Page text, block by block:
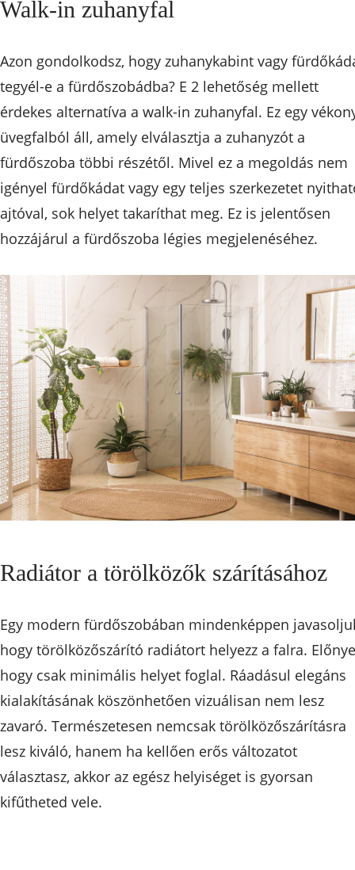
Walk-in zuhanyfal
Azon gondolkodsz, hogy zuhanykabint vagy
tegyél-e a fürdőszobádba? E 2 lehetőség mellett
érdekes alternatíva a walk-in zuhanyfal. Ez egy
üvegfalból áll, amely elválasztja a zuhanyzót a
fürdőszoba többi részétől. Mivel ez a megoldás nem
igényel fürdőkádat vagy egy teljes szerkezetet
ajtóval, sok helyet takaríthat meg. Ez is jelentősen
hozzájárul a fürdőszoba légies megjelenéséhez.
Radiátor a törölközők szárításához
Egy modern fürdőszobában mindenképpen
hogy törölközőszárító radiátort helyezz a falra.
hogy csak minimális helyet foglal. Ráadásul elegáns
kialakításának köszönhetően vizuálisan nem lesz
zavaró. Természetesen nemcsak törölközőszárításra
lesz kiváló, hanem ha kellően erős változatot
választasz, akkor az egész helyiséget is gyorsan
kifűtheted vele.